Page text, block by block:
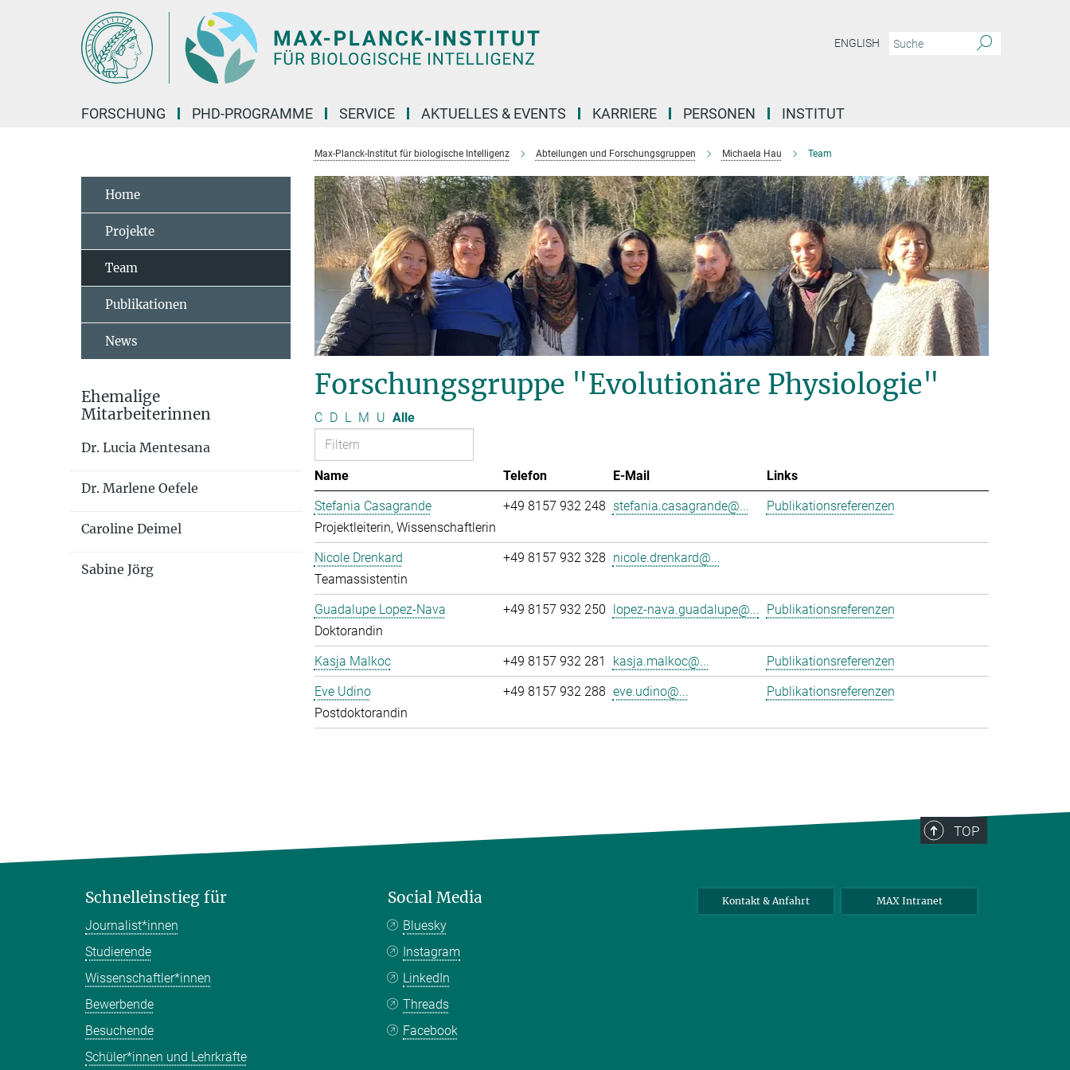
ENGLISH
FORSCHUNG PHD-PROGRAMME SERVICE AKTUELLES & EVENTS KARRIERE PERSONEN INSTITUT
Max-Planck-Institut für biologische Intelligenz Abteilungen und Forschungsgruppen Michaela Hau Team
Forschungsgruppe "Evolutionäre Physiologie"
C D L M U Alle
Name Telefon E-Mail
Links
Stefania Casagrande
Projektleiterin, Wissenschaftlerin
+49 8157 932 248 stefania.casagrande@... Publikationsreferenzen
Nicole Drenkard
Teamassistentin
+49 8157 932 328 nicole.drenkard@...
Guadalupe Lopez-Nava
Doktorandin
+49 8157 932 250 lopez-nava.guadalupe@... Publikationsreferenzen
Kasja Malkoc +49 8157 932 281 kasja.malkoc@...
Publikationsreferenzen
Eve Udino
Postdoktorandin
+49 8157 932 288 eve.udino@... Publikationsreferenzen
Home
Projekte
Team
Publikationen
News
Ehemalige
Mitarbeiterinnen
Dr. Lucia Mentesana
Dr. Marlene Oefele
Caroline Deimel
Sabine Jörg
TOP
Schnelleinstieg für
Journalist*innen
Studierende
Wissenschaftler*innen
Bewerbende
Besuchende
Schüler*innen und Lehrkräfte
Social Media
Bluesky
Instagram
LinkedIn
Threads
Facebook
Kontakt & Anfahrt MAX Intranet